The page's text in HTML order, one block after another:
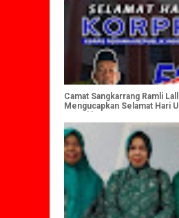
Camat Sangkarrang Ramli
Mengucapkan Selamat Hari